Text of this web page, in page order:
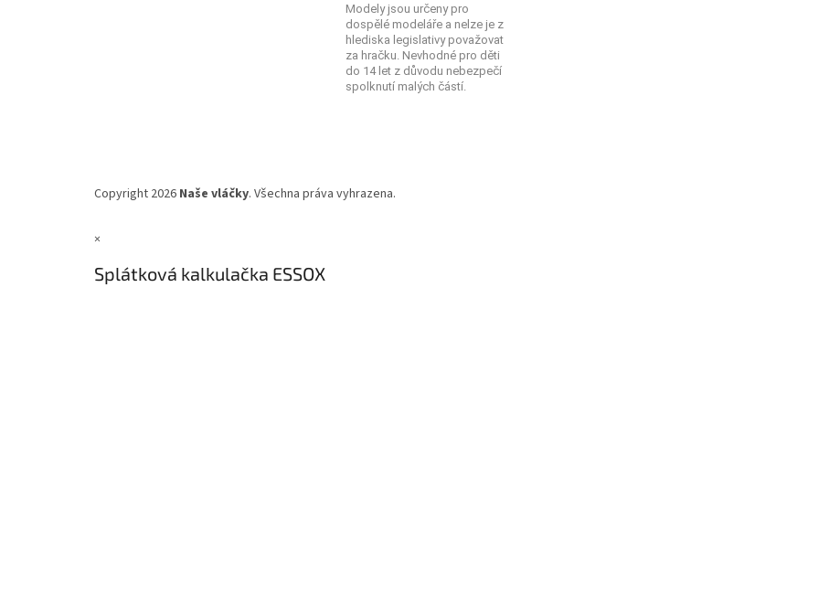
Modely jsou určeny pro
dospělé modeláře a nelze je z
hlediska legislativy považovat
za hračku. Nevhodné pro děti
do 14 let z důvodu nebezpečí
spolknutí malých částí.
Copyright 2026 Naše vláčky. Všechna práva vyhrazena.
×
Splátková kalkulačka ESSOX